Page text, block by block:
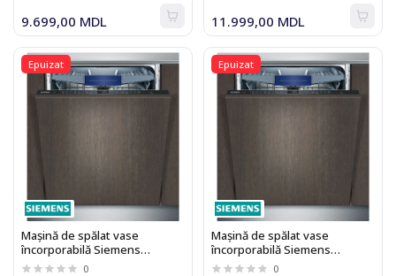
9.699,00 MDL 11.999,00 MDL
Epuizat
Mașină de spălat vase
încorporabilă Siemens
SX658D02ME
0
Epuizat
Mașină de spălat vase
încorporabilă Siemens
SN658D02ME
0